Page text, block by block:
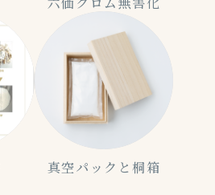
真空パックと桐箱